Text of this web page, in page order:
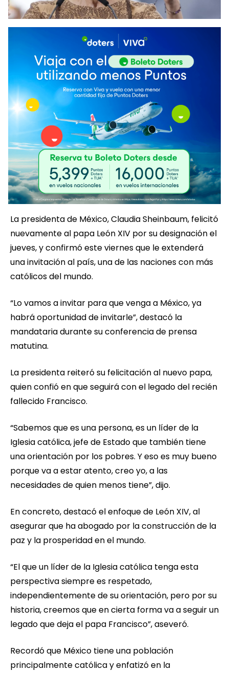
La presidenta de México, Claudia Sheinbaum, felicitó
nuevamente al papa León XIV por su designación el
jueves, y confirmó este viernes que le extenderá
una invitación al país, una de las naciones con más
católicos del mundo.
“Lo vamos a invitar para que venga a México, ya
habrá oportunidad de invitarle”, destacó la
mandataria durante su conferencia de prensa
matutina.
La presidenta reiteró su felicitación al nuevo papa,
quien confió en que seguirá con el legado del recién
fallecido Francisco.
“Sabemos que es una persona, es un líder de la
Iglesia católica, jefe de Estado que también tiene
una orientación por los pobres. Y eso es muy bueno
porque va a estar atento, creo yo, a las
necesidades de quien menos tiene”, dijo.
En concreto, destacó el enfoque de León XIV, al
asegurar que ha abogado por la construcción de la
paz y la prosperidad en el mundo.
“El que un líder de la Iglesia católica tenga esta
perspectiva siempre es respetado,
independientemente de su orientación, pero por su
historia, creemos que en cierta forma va a seguir un
legado que deja el papa Francisco”, aseveró.
Recordó que México tiene una población
principalmente católica y enfatizó en la